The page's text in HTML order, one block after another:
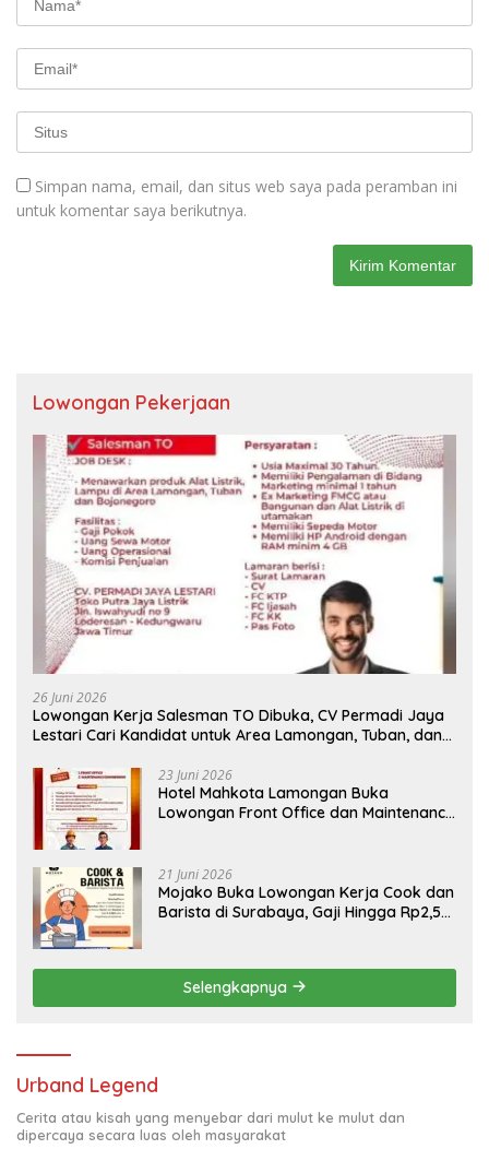
Simpan nama, email, dan situs web saya pada peramban ini
untuk komentar saya berikutnya.
Lowongan Pekerjaan
26 Juni 2026
Lowongan Kerja Salesman TO Dibuka, CV Permadi Jaya
Lestari Cari Kandidat untuk Area Lamongan, Tuban, dan
23 Juni 2026
Hotel Mahkota Lamongan Buka
Lowongan Front Office dan Maintenance
21 Juni 2026
Mojako Buka Lowongan Kerja Cook dan
Barista di Surabaya, Gaji Hingga Rp2,5
Selengkapnya
Urband Legend
Cerita atau kisah yang menyebar dari mulut ke mulut dan
dipercaya secara luas oleh masyarakat